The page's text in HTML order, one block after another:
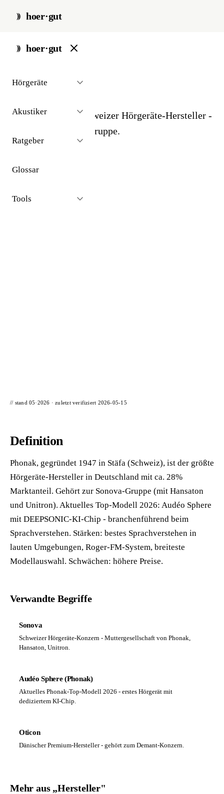
hoer·gut
hoer·gut
Hörgeräte
Akustiker
Ratgeber
Glossar
Tools
start / glossar / phonak
Phonak
Marktführender Schweizer Hörgeräte-Hersteller -
gehört zur Sonova-Gruppe.
// stand 05·2026 · zuletzt verifiziert 2026-05-15
Definition
Phonak, gegründet 1947 in Stäfa (Schweiz), ist der größte
Hörgeräte-Hersteller in Deutschland mit ca. 28%
Marktanteil. Gehört zur Sonova-Gruppe (mit Hansaton
und Unitron). Aktuelles Top-Modell 2026: Audéo Sphere
mit DEEPSONIC-KI-Chip - branchenführend beim
Sprachverstehen. Stärken: bestes Sprachverstehen in
lauten Umgebungen, Roger-FM-System, breiteste
Modellauswahl. Schwächen: höhere Preise.
Verwandte Begriffe
Sonova
Schweizer Hörgeräte-Konzern - Muttergesellschaft von Phonak,
Hansaton, Unitron.
Audéo Sphere (Phonak)
Aktuelles Phonak-Top-Modell 2026 - erstes Hörgerät mit
dediziertem KI-Chip.
Oticon
Dänischer Premium-Hersteller - gehört zum Demant-Konzern.
Mehr aus „Hersteller"